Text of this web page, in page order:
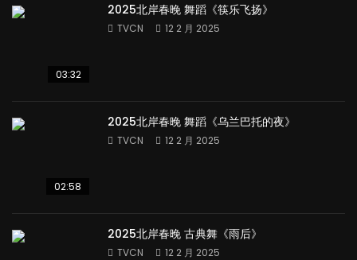
03:32
2025北岸春晚 舞蹈《筷乐飞扬》
TVCN 12 2 月 2025
02:58
2025北岸春晚 舞蹈《乌兰巴托的夜》
TVCN 12 2 月 2025
2025北岸春晚 古典舞《雨后》
TVCN 12 2 月 2025